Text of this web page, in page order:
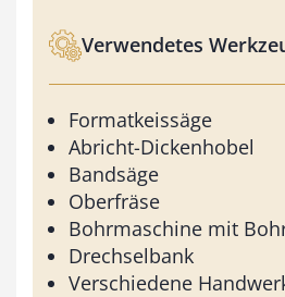
Verwendetes
Formatkeissäge
Abricht-Dickenhobel
Bandsäge
Oberfräse
Bohrmaschine mit
Drechselbank
Verschiedene